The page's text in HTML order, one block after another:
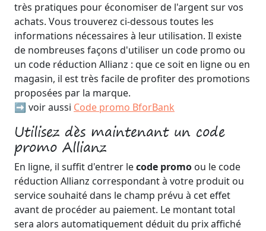
très pratiques pour économiser de l'argent sur vos
achats. Vous trouverez ci-dessous toutes les
informations nécessaires à leur utilisation. Il existe
de nombreuses façons d'utiliser un code promo ou
un code réduction Allianz : que ce soit en ligne ou en
magasin, il est très facile de profiter des promotions
proposées par la marque.
➡️ voir aussi Code promo BforBank
Utilisez dès maintenant un code
promo Allianz
En ligne, il suffit d'entrer lecode promo ou le code
réduction Allianz correspondant à votre produit ou
service souhaité dans le champ prévu à cet effet
avant de procéder au paiement. Le montant total
sera alors automatiquement déduit du prix affiché